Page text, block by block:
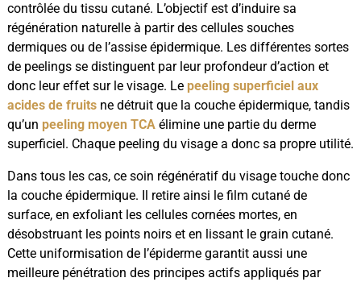
contrôlée du tissu cutané. L’objectif est d’induire sa
régénération naturelle à partir des cellules souches
dermiques ou de l’assise épidermique. Les différentes sortes
de peelings se distinguent par leur profondeur d’action et
donc leur effet sur le visage. Lepeeling superficiel aux
acides de fruitsne détruit que la couche épidermique, tandis
qu’un peeling moyen TCAélimine une partie du derme
superficiel. Chaque peeling du visage a donc sa propre utilité.
Dans tous les cas, ce soin régénératif du visage touche donc
la couche épidermique. Il retire ainsi le film cutané de
surface, en exfoliant les cellules cornées mortes, en
désobstruant les points noirs et en lissant le grain cutané.
Cette uniformisation de l’épiderme garantit aussi une
meilleure pénétration des principes actifs appliqués par